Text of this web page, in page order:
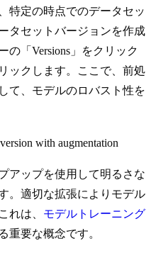
特定の時点でのデータセッ
タセットバージョンを作成
の「Versions」をクリック
ックします。ここで、前処
て、モデルのロバスト性を
アップを使用して明るさな
。適切な拡張によりモデル
れは、 モデルトレーニング
重要な概念です。